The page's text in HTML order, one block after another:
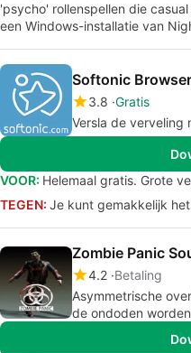
'psycho' rollenspellen die
een Windows-installatie van
Softonic
3.8 Gratis
Versla de verveling
VOOR: Helemaal gratis. Grote
TEGEN: Je kunt gemakkelijk
Zombie Panic
4.2 Betaling
Asymmetrische
de ondoden worden